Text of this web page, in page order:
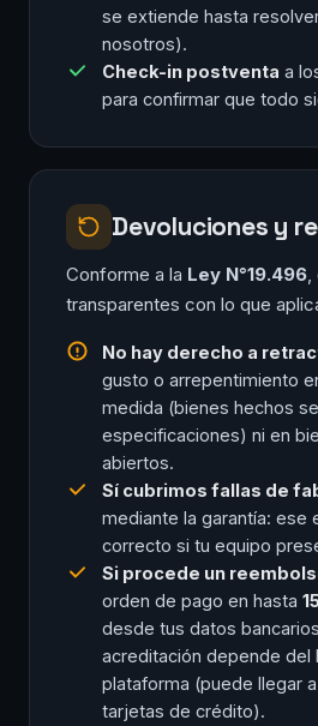
se extiende hasta
nosotros).
Check-in postventa a
para confirmar que todo
Devoluciones y
Conforme a la Ley N°19.496,
transparentes con lo que
No hay derecho a
gusto o arrepentimiento
medida (bienes hechos
especificaciones) ni en
abiertos.
Sí cubrimos fallas de
mediante la garantía: ese
correcto si tu equipo
Si procede un
orden de pago en hasta
desde tus datos
acreditación depende del
plataforma (puede llegar
tarjetas de crédito).